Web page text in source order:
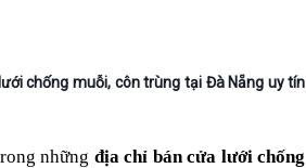
chống muỗi, côn trùng tại Đà Nẵng uy tín
những địa chỉ bán cửa lưới chống